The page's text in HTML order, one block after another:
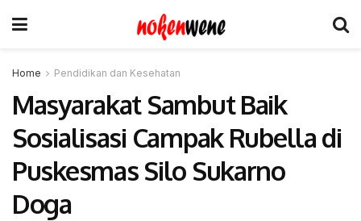
Home Pendidikan dan Kesehatan
Masyarakat Sambut Baik
Sosialisasi Campak Rubella di
Puskesmas Silo Sukarno
Doga